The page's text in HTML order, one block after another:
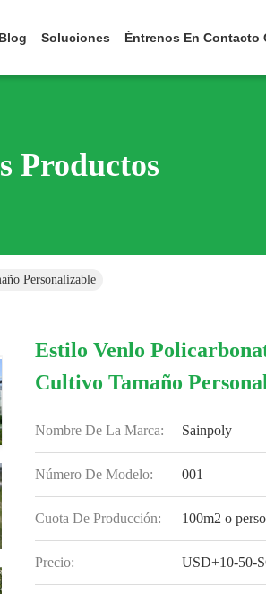
Blog Soluciones Éntrenos En Contacto
Productos
Personalizable
Estilo Venlo
Cultivo Tamaño
Nombre De La Marca: Sainpoly
Número De Modelo: 001
Cuota De Producción: 100m2 o
Precio: USD+10-50-